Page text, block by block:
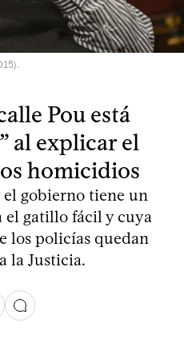
Pou está
al explicar el
homicidios
gobierno tiene un
el gatillo fácil y cuya
los policías quedan
la Justicia.